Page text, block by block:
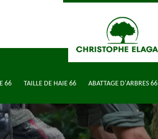
66 TAILLE DE HAIE 66 ABATTAGE D'ARBRES 66